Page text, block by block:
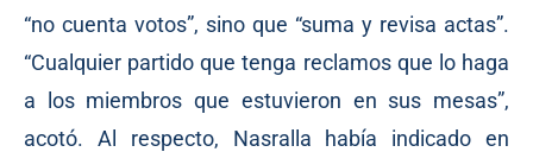
“no cuenta votos”, sino que “suma y revisa actas”.
“Cualquier partido que tenga reclamos que lo haga
a los miembros que estuvieron en sus mesas”,
acotó. Al respecto, Nasralla había indicado en